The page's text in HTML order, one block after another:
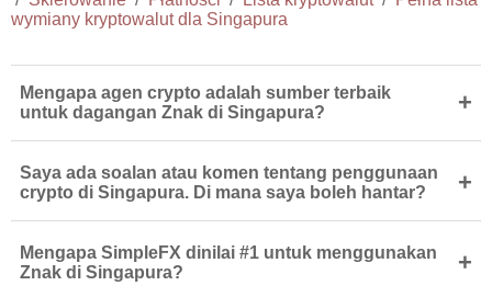
wymiany kryptowalut dla Singapura
Mengapa agen crypto adalah sumber terbaik
untuk dagangan Znak di Singapura?
+
Saya ada soalan atau komen tentang penggunaan
crypto di Singapura. Di mana saya boleh hantar?
+
Mengapa SimpleFX dinilai #1 untuk menggunakan
Znak di Singapura?
+